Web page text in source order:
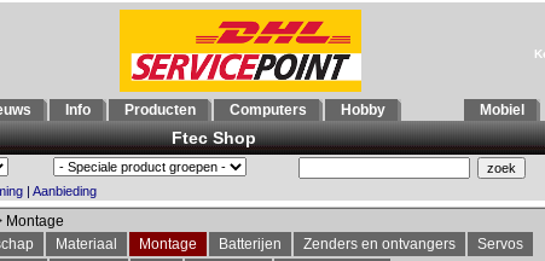
Info Producten Computers Hobby Mobiel
Ftec Shop
| Aanbieding
Montage
Materiaal Montage Batterijen Zenders en ontvangers
Servos